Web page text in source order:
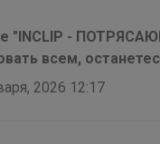
"INCLIP -
всем,
2026 12:17
на
сада, школы,